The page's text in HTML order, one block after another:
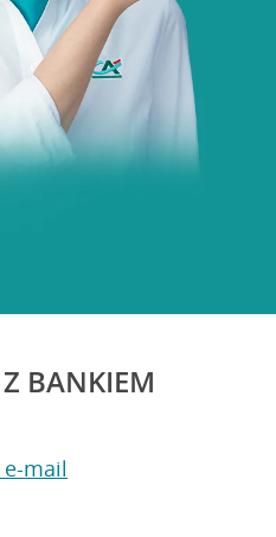
BANKIEM
mail